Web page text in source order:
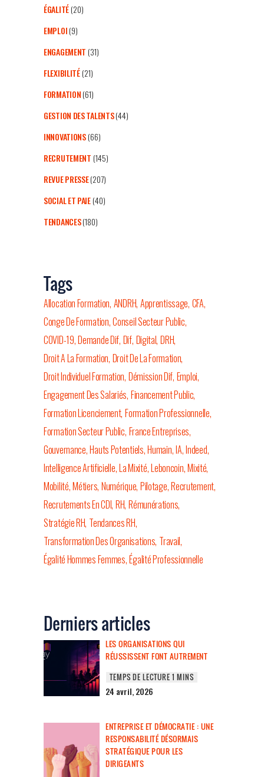
ÉGALITÉ(20)
EMPLOI(9)
ENGAGEMENT(31)
FLEXIBILITÉ(21)
FORMATION(61)
GESTION DES TALENTS(44)
INNOVATIONS(66)
RECRUTEMENT(145)
REVUE PRESSE(207)
SOCIAL ET PAIE(40)
TENDANCES(180)
Tags
Allocation Formation ANDRH Apprentissage CFA
Conge De Formation Conseil Secteur Public
COVID-19 Demande Dif Dif Digital DRH
Droit A La Formation Droit De La Formation
Droit Individuel Formation Démission Dif Emploi
Engagement Des Salariés Financement Public
Formation Licenciement Formation Professionnelle
Formation Secteur Public France Entreprises
Gouvernance Hauts Potentiels Humain IA Indeed
Intelligence Artificielle La Mixité Leboncoin Mixité
Mobilité Métiers Numérique Pilotage Recrutement
Recrutements En CDI RH Rémunérations
Stratégie RH Tendances RH
Transformation Des Organisations Travail
Égalité Hommes Femmes Égalité Professionnelle
Derniers articles
LES ORGANISATIONS QUI
RÉUSSISSENT FONT AUTREMENT
24 avril, 2026
ENTREPRISE ET DÉMOCRATIE : UNE
RESPONSABILITÉ DÉSORMAIS
STRATÉGIQUE POUR LES
DIRIGEANTS